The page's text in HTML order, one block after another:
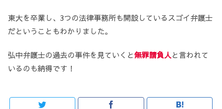
東大を卒業し、3つの法律事務所も開設しているスゴイ弁護士
だということもわかりました。
弘中弁護士の過去の事件を見ていくと無罪請負人と言われて
いるのも納得です！